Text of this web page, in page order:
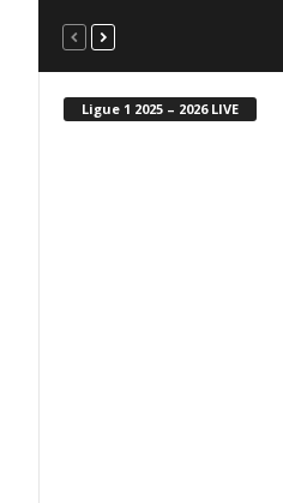
Ligue 1 2025 – 2026 LIVE